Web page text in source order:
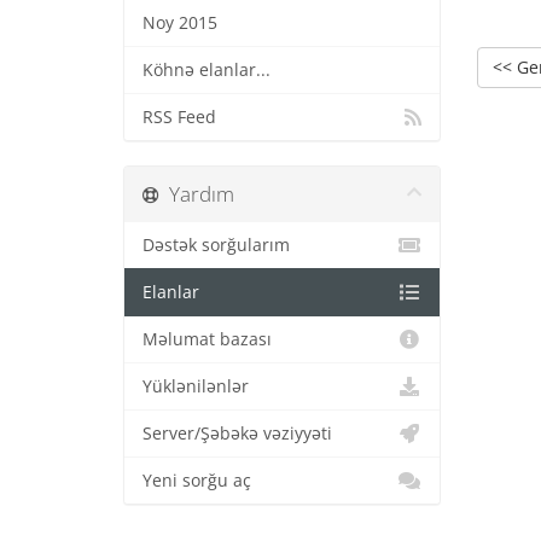
Noy 2015
Köhnə elanlar...
RSS Feed
<<
Yardım
Dəstək sorğularım
Elanlar
Məlumat bazası
Yüklənilənlər
Server/Şəbəkə vəziyyəti
Yeni sorğu aç